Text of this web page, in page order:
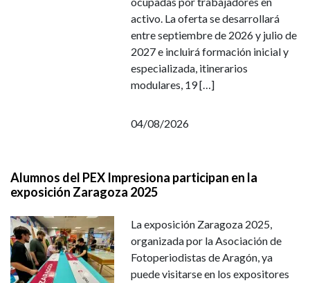
activo. La oferta se desarrollará
entre septiembre de 2026 y julio de
2027 e incluirá formación inicial y
especializada, itinerarios
modulares, 19 […]
04/08/2026
Alumnos del PEX Impresiona participan en la
exposición Zaragoza 2025
La exposición Zaragoza 2025,
organizada por la Asociación de
Fotoperiodistas de Aragón, ya
puede visitarse en los expositores